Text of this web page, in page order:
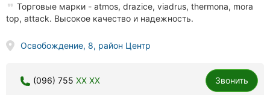
Торговые марки - atmos, drazice, viadrus, thermona, mora
top, attack. Высокое качество и надежность.
Освобождение, 8, район Центр
(096) 755 XX XX Звонить